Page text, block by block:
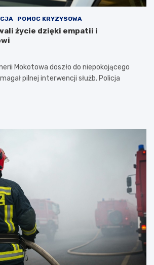
POMOC KRYZYSOWA
życie dzięki empatii i
Mokotowa doszło do niepokojącego
pilnej interwencji służb. Policja